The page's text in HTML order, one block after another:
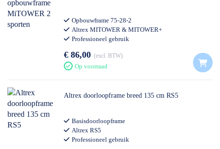
Opbouwframe 75-28-2
Altrex MITOWER & MITOWER+
Professioneel gebruik
€ 86,00 excl. BTW
Op voorraad
Altrex doorloopframe breed 135 cm RS5
Basisdoorloopframe
Altrex RS5
Professioneel gebruik